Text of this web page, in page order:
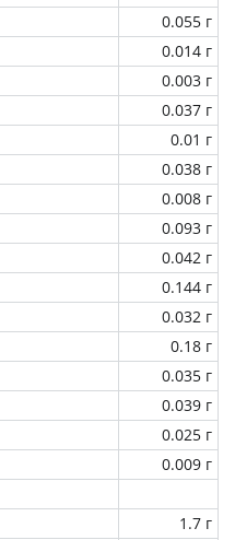
0.055 г
0.014 г
0.003 г
0.037 г
0.01 г
0.038 г
0.008 г
0.093 г
0.042 г
0.144 г
0.032 г
0.18 г
0.035 г
0.039 г
0.025 г
0.009 г
1.7 г